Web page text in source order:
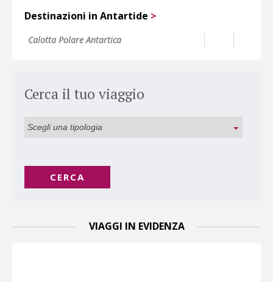
Destinazioni in Antartide >
Calotta Polare Antartica
Cerca il tuo viaggio
CERCA
VIAGGI IN EVIDENZA